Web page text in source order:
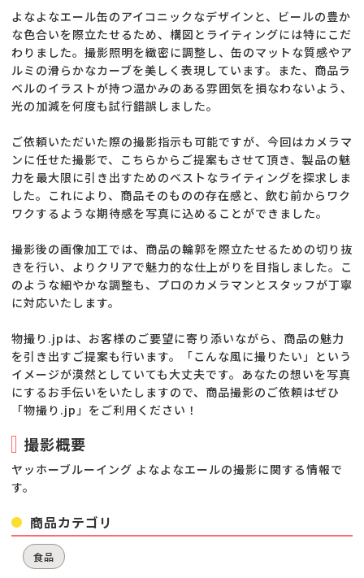
よなよなエール缶のアイコニックなデザインと、ビールの豊か
な色合いを際立たせるため、構図とライティングには特にこだ
わりました。撮影照明を緻密に調整し、缶のマットな質感やア
ルミの滑らかなカーブを美しく表現しています。また、商品ラ
ベルのイラストが持つ温かみのある雰囲気を損なわないよう、
光の加減を何度も試行錯誤しました。
ご依頼いただいた際の撮影指示も可能ですが、今回はカメラマ
ンに任せた撮影で、こちらからご提案もさせて頂き、製品の魅
力を最大限に引き出すためのベストなライティングを探求しま
した。これにより、商品そのものの存在感と、飲む前からワク
ワクするような期待感を写真に込めることができました。
撮影後の画像加工では、商品の輪郭を際立たせるための切り抜
きを行い、よりクリアで魅力的な仕上がりを目指しました。こ
のような細やかな調整も、プロのカメラマンとスタッフが丁寧
に対応いたします。
物撮り.jpは、お客様のご要望に寄り添いながら、商品の魅力
を引き出すご提案も行います。「こんな風に撮りたい」という
イメージが漠然としていても大丈夫です。あなたの想いを写真
にするお手伝いをいたしますので、商品撮影のご依頼はぜひ
「物撮り.jp」をご利用ください！
撮影概要
ヤッホーブルーイング よなよなエールの撮影に関する情報で
す。
商品カテゴリ
食品